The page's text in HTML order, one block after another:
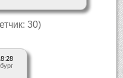
30)